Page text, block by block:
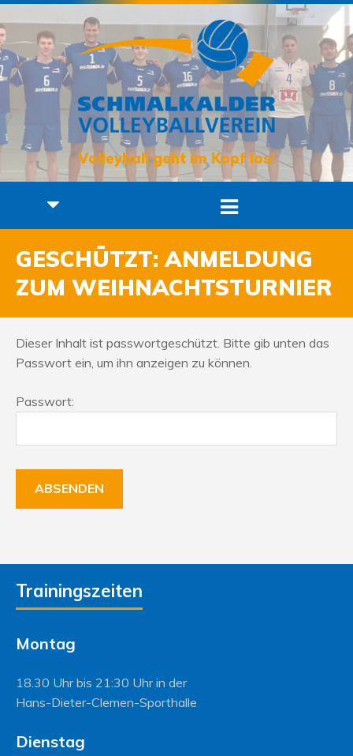
Volleyball geht im Kopf los!
GESCHÜTZT: ANMELDUNG
ZUM WEIHNACHTSTURNIER
Dieser Inhalt ist passwortgeschützt. Bitte gib unten das
Passwort ein, um ihn anzeigen zu können.
Passwort:
Trainingszeiten
Montag
18.30 Uhr bis 21:30 Uhr in der
Hans-Dieter-Clemen-Sporthalle
Dienstag